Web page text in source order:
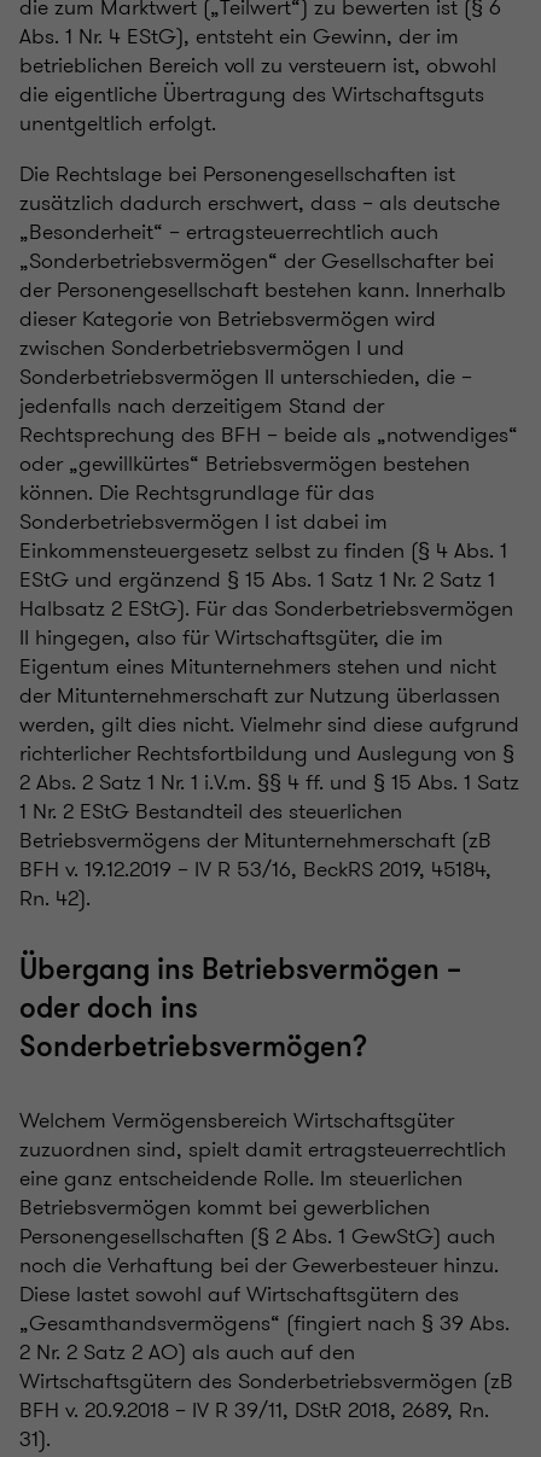
die zum Marktwert („Teilwert“) zu bewerten ist (§ 6
Abs. 1 Nr. 4 EStG), entsteht ein Gewinn, der im
betrieblichen Bereich voll zu versteuern ist, obwohl
die eigentliche Übertragung des Wirtschaftsguts
unentgeltlich erfolgt.
Die Rechtslage bei Personengesellschaften ist
zusätzlich dadurch erschwert, dass – als deutsche
„Besonderheit“ – ertragsteuerrechtlich auch
„Sonderbetriebsvermögen“ der Gesellschafter bei
der Personengesellschaft bestehen kann. Innerhalb
dieser Kategorie von Betriebsvermögen wird
zwischen Sonderbetriebsvermögen I und
Sonderbetriebsvermögen II unterschieden, die –
jedenfalls nach derzeitigem Stand der
Rechtsprechung des BFH – beide als „notwendiges“
oder „gewillkürtes“ Betriebsvermögen bestehen
können. Die Rechtsgrundlage für das
Sonderbetriebsvermögen I ist dabei im
Einkommensteuergesetz selbst zu finden (§ 4 Abs. 1
EStG und ergänzend § 15 Abs. 1 Satz 1 Nr. 2 Satz 1
Halbsatz 2 EStG). Für das Sonderbetriebsvermögen
II hingegen, also für Wirtschaftsgüter, die im
Eigentum eines Mitunternehmers stehen und nicht
der Mitunternehmerschaft zur Nutzung überlassen
werden, gilt dies nicht. Vielmehr sind diese aufgrund
richterlicher Rechtsfortbildung und Auslegung von §
2 Abs. 2 Satz 1 Nr. 1 i.V.m. §§ 4 ff. und § 15 Abs. 1 Satz
1 Nr. 2 EStG Bestandteil des steuerlichen
Betriebsvermögens der Mitunternehmerschaft (zB
BFH v. 19.12.2019 – IV R 53/16, BeckRS 2019, 45184,
Rn. 42).
Übergang ins Betriebsvermögen –
oder doch ins
Sonderbetriebsvermögen?
Welchem Vermögensbereich Wirtschaftsgüter
zuzuordnen sind, spielt damit ertragsteuerrechtlich
eine ganz entscheidende Rolle. Im steuerlichen
Betriebsvermögen kommt bei gewerblichen
Personengesellschaften (§ 2 Abs. 1 GewStG) auch
noch die Verhaftung bei der Gewerbesteuer hinzu.
Diese lastet sowohl auf Wirtschaftsgütern des
„Gesamthandsvermögens“ (fingiert nach § 39 Abs.
2 Nr. 2 Satz 2 AO) als auch auf den
Wirtschaftsgütern des Sonderbetriebsvermögen (zB
BFH v. 20.9.2018 – IV R 39/11, DStR 2018, 2689, Rn.
31).